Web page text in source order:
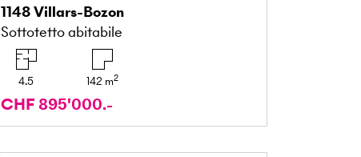
1148Villars-Bozon
Sottotetto abitabile
4.5 142 m2
CHF 895'000.-